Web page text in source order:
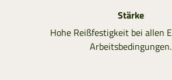
Stärke
Hohe Reißfestigkeit bei allen
Arbeitsbedingungen.